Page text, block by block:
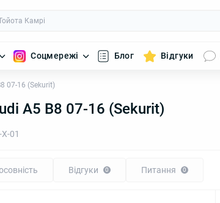
Соцмережі Блог Відгуки
07-16 (Sekurit)
A5 B8 07-16 (Sekurit)
01
Відгуки 0 Питання 0